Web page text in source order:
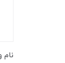
نام